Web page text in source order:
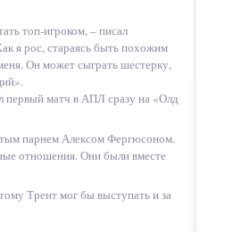
топ-игроком, – писал
я рос, стараясь быть похожим
Он может сыграть шестерку,
первый матч в АПЛ сразу на «Олд
парнем Алексом Фергюсоном.
отношения. Они были вместе
Трент мог бы выступать и за